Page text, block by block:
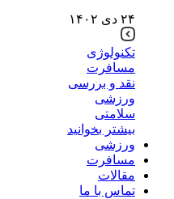
۲۴ دی ۱۴۰۲
تکنولوژی
مسافرت
نقد و بررسی
ورزشی
سلامتی
بیشتر بخوانید
ورزشی
مسافرت
مقالات
تماس با ما